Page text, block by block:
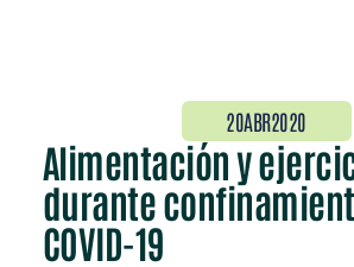
20ABR2020
Alimentación y
durante
COVID-19